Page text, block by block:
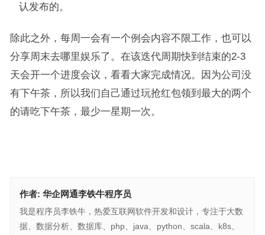
认发布的。
除此之外，每周一会有一个例会内容不限工作，也可以
分享周末去哪里娱乐了。在该迭代周期快到结束的2-3
天会开一个进度会议，看看大家完成情况。因为公司没
有下午茶，所以我们自己通过玩抢红包领到最大的两个
的请吃下午茶，最少一星期一次。
作者: 华企网通李铁牛程序员
我是程序员李铁牛，热爱互联网软件开发和设计，专注于大数
据、数据分析、数据库、php、java、python、scala、k8s、